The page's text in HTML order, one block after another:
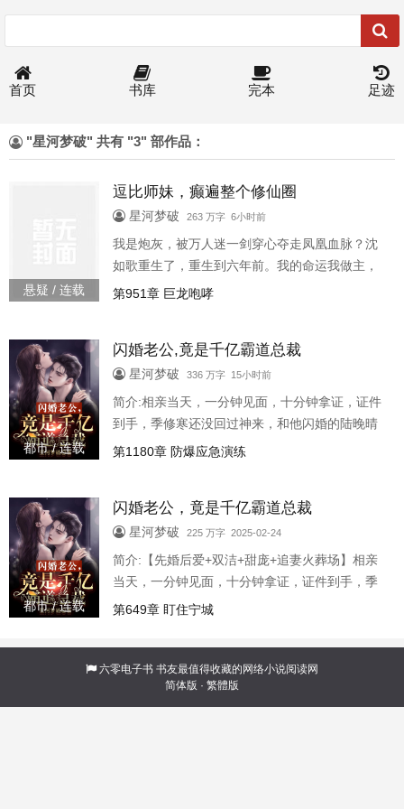
首页 书库 完本 足迹
"星河梦破" 共有 "3" 部作品：
悬疑 / 连载
逗比师妹，癫遍整个修仙圈
星河梦破 263 万字 6小时前
我是炮灰，被万人迷一剑穿心夺走凤凰血脉？沈
如歌重生了，重生到六年前。我的命运我做主，
翻盘的机会来了。清原宗很牛吗？老子看不上，
了。“这个小师妹我们预订了，她绝对是世上最可
爱的小师妹！”“师尊不同意，那我们替他收了，他
敢不同意，我们干翻...
第951章 巨龙咆哮
都市 / 连载
闪婚老公,竟是千亿霸道总裁
星河梦破 336 万字 15小时前
简介:相亲当天，一分钟见面，十分钟拿证，证件
到手，季修寒还没回过神来，和他闪婚的陆晚晴
为了一单生意已经跑没了影！这是欲擒故纵？季
人，素来铁血、霸道、杀伐无情，更是算无遗
策！然而，接下来，让季大总裁目瞪口呆：那女
人竟然真的将他这新婚丈夫...
第1180章 防爆应急演练
都市 / 连载
闪婚老公，竟是千亿霸道总裁
星河梦破 225 万字 2025-02-24
简介:【先婚后爱+双洁+甜庞+追妻火葬场】相亲
当天，一分钟见面，十分钟拿证，证件到手，季
修寒还没回过神来，和他闪婚的陆晚晴为了一单
奶凭你也配？季修寒冷眼相看。他不是别人，而
是威镇整个经济帝国的季氏财团掌舵人，素来铁
血、霸道、杀伐无情，更是算无遗策！然而，接
下来，让季大总裁目瞪口呆：那女人竟然真的将
第649章 盯住宁城
六零电子书 书友最值得收藏的网络小说阅读网
简体版 · 繁體版